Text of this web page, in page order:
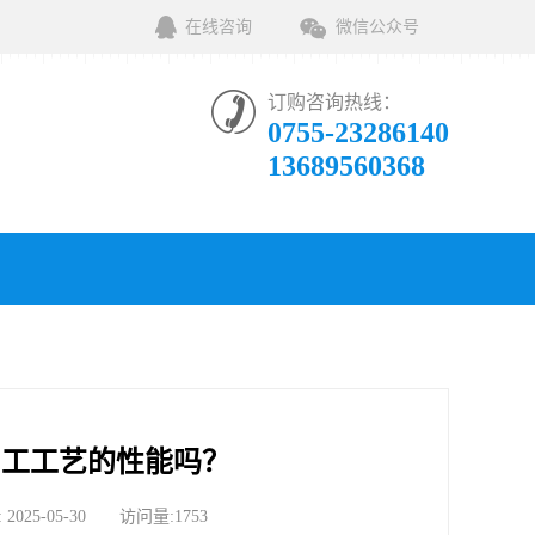
在线咨询 微信公众号
订购咨询热线：
0755-23286140
13689560368
工艺的性能吗？
2025-05-30 访问量:1753